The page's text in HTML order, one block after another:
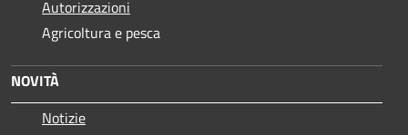
Autorizzazioni
Agricoltura e pesca
NOVITÀ
Notizie